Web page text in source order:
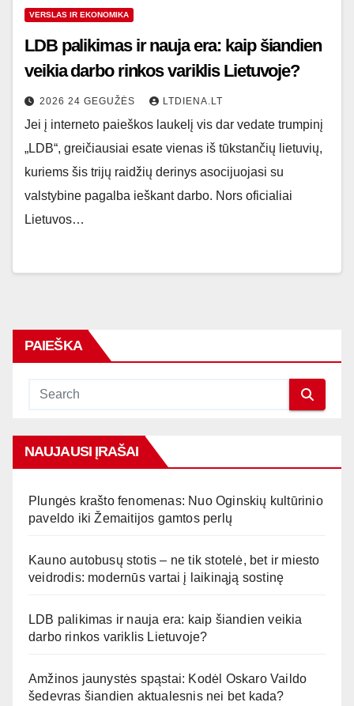
VERSLAS IR EKONOMIKA
LDB palikimas ir nauja era: kaip šiandien
veikia darbo rinkos variklis Lietuvoje?
2026 24 GEGUŽĖS LTDIENA.LT
Jei į interneto paieškos laukelį vis dar vedate trumpinį
„LDB“, greičiausiai esate vienas iš tūkstančių lietuvių,
kuriems šis trijų raidžių derinys asocijuojasi su
valstybine pagalba ieškant darbo. Nors oficialiai
Lietuvos…
PAIEŠKA
NAUJAUSI ĮRAŠAI
Plungės krašto fenomenas: Nuo Oginskių kultūrinio
paveldo iki Žemaitijos gamtos perlų
Kauno autobusų stotis – ne tik stotelė, bet ir miesto
veidrodis: modernūs vartai į laikinąją sostinę
LDB palikimas ir nauja era: kaip šiandien veikia
darbo rinkos variklis Lietuvoje?
Amžinos jaunystės spąstai: Kodėl Oskaro Vaildo
šedevras šiandien aktualesnis nei bet kada?